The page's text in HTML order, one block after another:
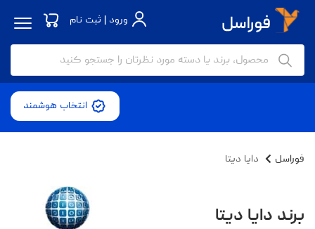
ورود | ثبت نام
انتخاب هوشمند
فوراسل دایا دیتا
برند دایا دیتا